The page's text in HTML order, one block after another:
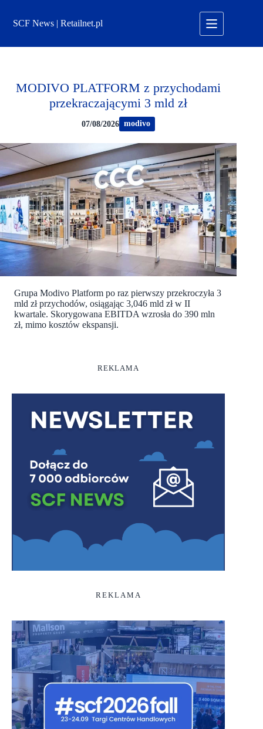
treściSCF News | Retailnet.pl
MODIVO PLATFORM z przychodami
przekraczającymi 3 mld zł
07/08/2026 modivo
Grupa Modivo Platform po raz pierwszy przekroczyła 3
mld zł przychodów, osiągając 3,046 mld zł w II
kwartale. Skorygowana EBITDA wzrosła do 390 mln
zł, mimo kosztów ekspansji.
REKLAMA
REKLAMA